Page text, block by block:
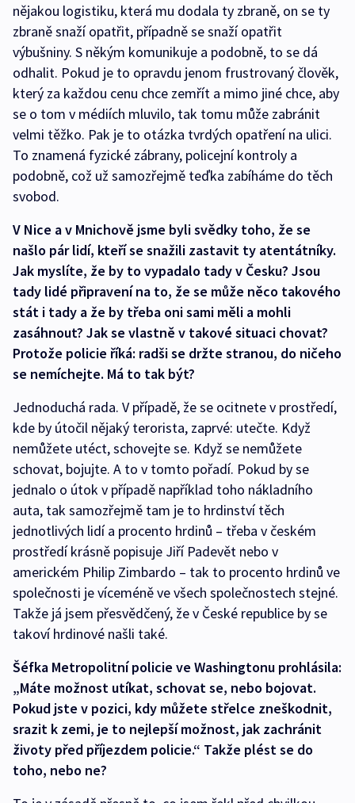
nějakou logistiku, která mu dodala ty zbraně, on se ty
zbraně snaží opatřit, případně se snaží opatřit
výbušniny. S někým komunikuje a podobně, to se dá
odhalit. Pokud je to opravdu jenom frustrovaný člověk,
který za každou cenu chce zemřít a mimo jiné chce, aby
se o tom v médiích mluvilo, tak tomu může zabránit
velmi těžko. Pak je to otázka tvrdých opatření na ulici.
To znamená fyzické zábrany, policejní kontroly a
podobně, což už samozřejmě teďka zabíháme do těch
svobod.
V Nice a v Mnichově jsme byli svědky toho, že se
našlo pár lidí, kteří se snažili zastavit ty atentátníky.
Jak myslíte, že by to vypadalo tady v Česku? Jsou
tady lidé připravení na to, že se může něco takového
stát i tady a že by třeba oni sami měli a mohli
zasáhnout? Jak se vlastně v takové situaci chovat?
Protože policie říká: radši se držte stranou, do ničeho
se nemíchejte. Má to tak být?
Jednoduchá rada. V případě, že se ocitnete v prostředí,
kde by útočil nějaký terorista, zaprvé: utečte. Když
nemůžete utéct, schovejte se. Když se nemůžete
schovat, bojujte. A to v tomto pořadí. Pokud by se
jednalo o útok v případě například toho nákladního
auta, tak samozřejmě tam je to hrdinství těch
jednotlivých lidí a procento hrdinů – třeba v českém
prostředí krásně popisuje Jiří Padevět nebo v
americkém Philip Zimbardo – tak to procento hrdinů ve
společnosti je víceméně ve všech společnostech stejné.
Takže já jsem přesvědčený, že v České republice by se
takoví hrdinové našli také.
Šéfka Metropolitní policie ve Washingtonu prohlásila:
„Máte možnost utíkat, schovat se, nebo bojovat.
Pokud jste v pozici, kdy můžete střelce zneškodnit,
srazit k zemi, je to nejlepší možnost, jak zachránit
životy před příjezdem policie.“ Takže plést se do
toho, nebo ne?